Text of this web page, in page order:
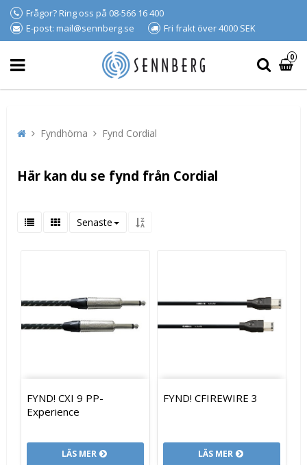
Frågor? Ring oss på 08-566 16 400
E-post: mail@sennberg.se
Fri frakt över 4000 SEK
0
Fyndhörna Fynd Cordial
Här kan du se fynd från Cordial
Senaste
FYND! CXI 9 PP-
Experience
LÄS MER
FYND! CFIREWIRE 3
LÄS MER